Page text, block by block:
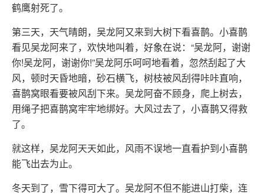
鹤鹰射死了。
第三天，天气晴朗，吴龙阿又来到大树下看喜鹊。小喜鹊
看见吴龙阿来了，欢快地叫着，好象在说：“吴龙阿，谢谢
你!吴龙阿，谢谢你!”吴龙阿乐呵呵地看着，忽然刮起了大
风，顿时天昏地暗，砂石横飞，树枝被风刮得咔咔直响，
喜鹊窝眼看要被风刮下来。吴龙阿奋不顾身，爬上树去，
用绳子把喜鹊窝牢牢地绑好。大风过去了，小喜鹊又得救
了。
就这样，吴龙阿天天如此，风雨不误地一直看护到小喜鹊
能飞出去为止。
冬天到了，雪下得可大了。吴龙阿不但不能进山打柴，连